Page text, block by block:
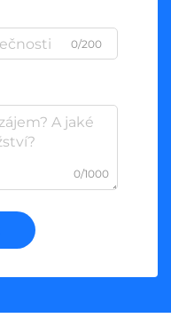
0/200
0/1000